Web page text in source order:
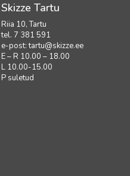
Skizze Tartu
Riia 10, Tartu
tel. 7 381 591
e-post:tartu@skizze.ee
E – R 10.00 – 18.00
L 10.00-15.00
P suletud